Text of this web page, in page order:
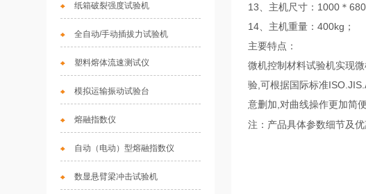
纸箱破裂强度试验机
全自动/手动插拔力试验机
塑料熔体流速测试仪
模拟运输振动试验台
熔融指数仪
自动（电动）型熔融指数仪
数显悬臂梁冲击试验机
13、主机尺寸：1000＊
14、主机重量：400kg；
主要特点：
微机控制材料试验机实现
验,可根据国际标准
意删加,对曲线操作更加简
注：产品具体参数细节及